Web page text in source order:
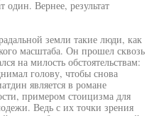
один. Вернее, результат
земли такие люди, как
масштаба. Он прошел сквозь
на милость обстоятельствам:
голову, чтобы снова
является в романе
примером стоицизма для
Ведь с их точки зрения